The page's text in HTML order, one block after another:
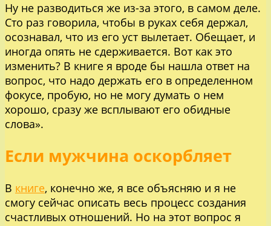
Ну не разводиться же из-за этого, в самом деле.
Сто раз говорила, чтобы в руках себя держал,
осознавал, что из его уст вылетает. Обещает, и
иногда опять не сдерживается. Вот как это
изменить? В книге я вроде бы нашла ответ на
вопрос, что надо держать его в определенном
фокусе, пробую, но не могу думать о нем
хорошо, сразу же всплывают его обидные
слова».
Если мужчина оскорбляет
В книге, конечно же, я все объясняю и я не
смогу сейчас описать весь процесс создания
счастливых отношений. Но на этот вопрос я